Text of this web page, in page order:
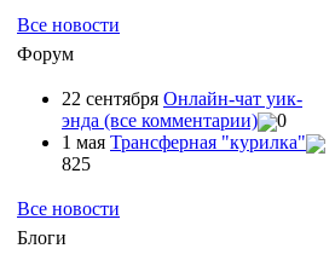
Все новости
Форум
22 сентября Онлайн-чат уик-
энда (все комментарии)
0
1 мая Трансферная "курилка"
825
Все новости
Блоги